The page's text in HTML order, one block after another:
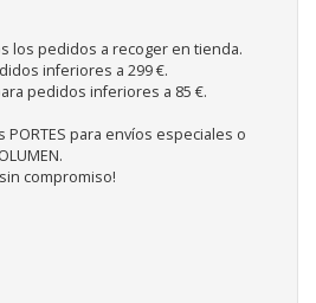
los pedidos a recoger en tienda.
inferiores a 299 €.
pedidos inferiores a 85 €.
PORTES para envíos especiales o
compromiso!